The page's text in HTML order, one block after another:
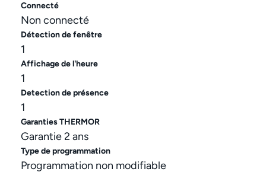
Connecté
Non connecté
Détection de fenêtre
1
Affichage de l'heure
1
Detection de présence
1
Garanties THERMOR
Garantie 2 ans
Type de programmation
Programmation non modifiable